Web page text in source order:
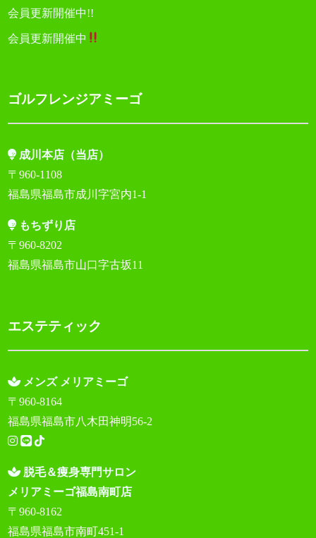
会員更新開催中!!
会員更新開催中
ゴルフレンジアミーゴ
成川本店（当店）
〒960-1108
福島県福島市成川字宮内1-1
もちずり店
〒960-8202
福島県福島市山口字古坂11
エステティック
メンズ メリアミーゴ
〒960-8164
福島県福島市八木田神明56-2
脱毛＆痩身専門サロン
メリアミーゴ福島南町店
〒960-8162
福島県福島市南町451-1